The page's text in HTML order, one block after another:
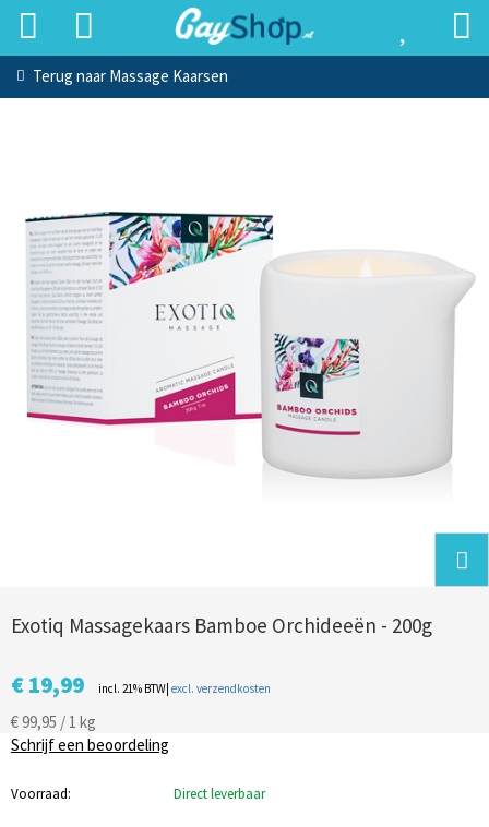
Terug naar Massage Kaarsen
Exotiq Massagekaars Bamboe Orchideeën - 200g
€ 19,99 incl. 21% BTW| excl. verzendkosten
€ 99,95 / 1 kg
Schrijf een beoordeling
Voorraad: Direct leverbaar